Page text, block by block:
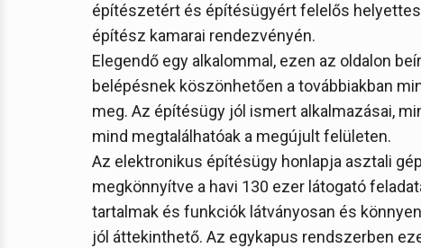
építészetért és építésügyért felelős
építész kamarai rendezvényén.
Elegendő egy alkalommal, ezen az oldalon
belépésnek köszönhetően a továbbiakban
meg. Az építésügy jól ismert alkalmazásai,
mind megtalálhatóak a megújult felületen.
Az elektronikus építésügy honlapja asztali
megkönnyítve a havi 130 ezer látogató
tartalmak és funkciók látványosan és
jól áttekinthető. Az egykapus rendszerben